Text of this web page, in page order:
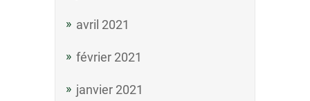
avril 2021
février 2021
janvier 2021